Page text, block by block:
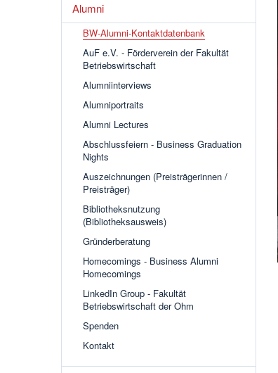
Alumni
BW-Alumni-Kontaktdatenbank
AuF e.V. - Förderverein der Fakultät
Betriebswirtschaft
Alumniinterviews
Alumniportraits
Alumni Lectures
Abschlussfeiern - Business Graduation
Nights
Auszeichnungen (Preisträgerinnen /
Preisträger)
Bibliotheksnutzung
(Bibliotheksausweis)
Gründerberatung
Homecomings - Business Alumni
Homecomings
LinkedIn Group - Fakultät
Betriebswirtschaft der Ohm
Spenden
Kontakt